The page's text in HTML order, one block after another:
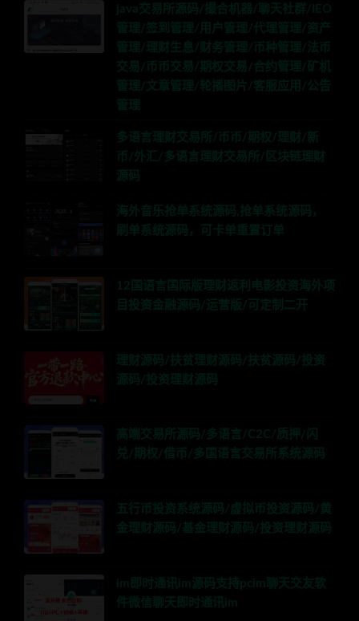
java交易所源码/撮合机器/聊天社群/IEO
管理/签到管理/用户管理/代理管理/资产
管理/理财生息/财务管理/币种管理/法币
交易/币币交易/期权交易/合约管理/矿机
管理/文章管理/轮播图片/客服应用/公告
管理
多语言理财交易所/币币/期权/理财/新
币/外汇/多语言理财交易所/区块链理财
源码
海外音乐抢单系统源码,抢单系统源码，
刷单系统源码，可卡单重置订单
12国语言国际版理财返利电影投资海外项
目投资金融源码/运营版/可定制二开
理财源码/扶贫理财源码/扶贫源码/投资
源码/投资理财源码
高端交易所源码/多语言/C2C/质押/闪
兑/期权/借币/多国语言交易所系统源码
五行币投资系统源码/虚拟币投资源码/黄
金理财源码/基金理财源码/投资理财源码
im即时通讯im源码支持pcim聊天交友软
件微信聊天即时通讯im